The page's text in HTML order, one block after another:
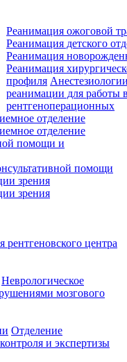
Реанимация ожоговой
Реанимация детского
Реанимация
Реанимация
профиля
реанимации для работы
рентгеноперационных
отделение
отделение
помощи и
помощи
зрения
зрения
рентгеновского центра
Неврологическое
мозгового
Отделение
и экспертизы